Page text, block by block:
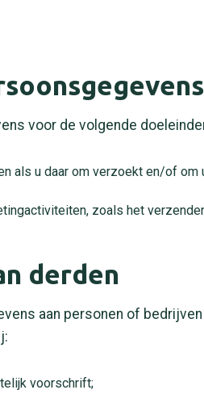
voor de volgende
als u daar om verzoekt en/of om
zoals het
derden
aan personen of
voorschrift;